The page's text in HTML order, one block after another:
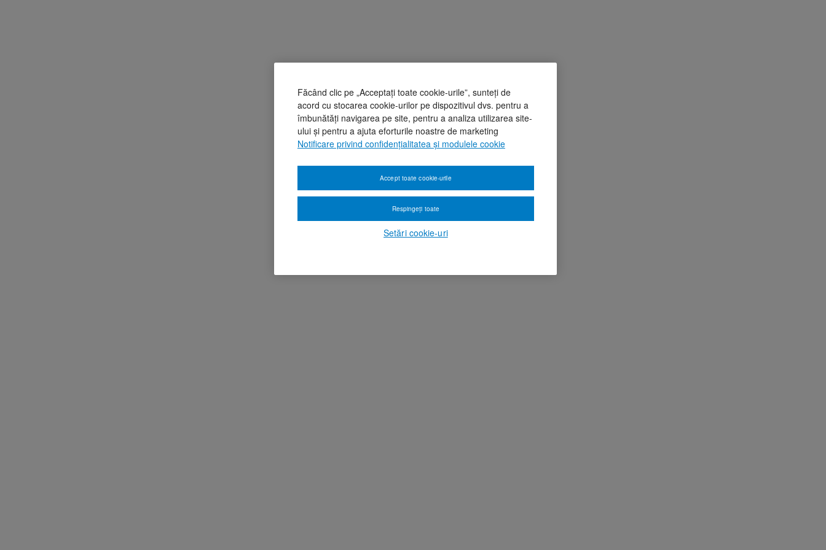
Făcând clic pe „Acceptați toate cookie-urile”, sunteți de
acord cu stocarea cookie-urilor pe dispozitivul dvs. pentru a
îmbunătăți navigarea pe site, pentru a analiza utilizarea site-
ului și pentru a ajuta eforturile noastre de marketing
Notificare privind confidențialitatea și modulele cookie
Setări cookie-uri
Respingeți toate
Accept toate cookie-urile